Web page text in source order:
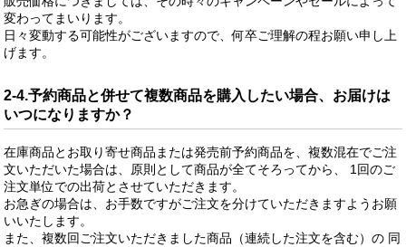
変わってまいります。
日々変動する可能性がございますので、何卒ご理解の程お願い申し上
げます。
2-4.予約商品と併せて複数商品を購入したい場合、お届けは
いつになりますか？
在庫商品とお取り寄せ商品または発売前予約商品を、複数混在でご注
文いただいた場合は、原則として商品が全てそろってから、 1回のご
注文単位での出荷とさせていただきます。
お急ぎの場合は、お手数ですがご注文を分けていただきますようお願
いいたします。
また、複数回ご注文いただきました商品（連続した注文を含む）の 同